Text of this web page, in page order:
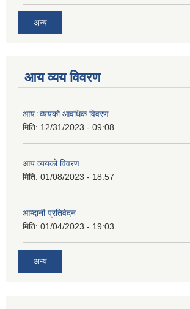
अन्य
आय व्यय विवरण
आय÷व्ययको आवधिक विवरण
मिति: 12/31/2023 - 09:08
आय व्ययको विवरण
मिति: 01/08/2023 - 18:57
आम्दानी प्रतिवेदन
मिति: 01/04/2023 - 19:03
अन्य